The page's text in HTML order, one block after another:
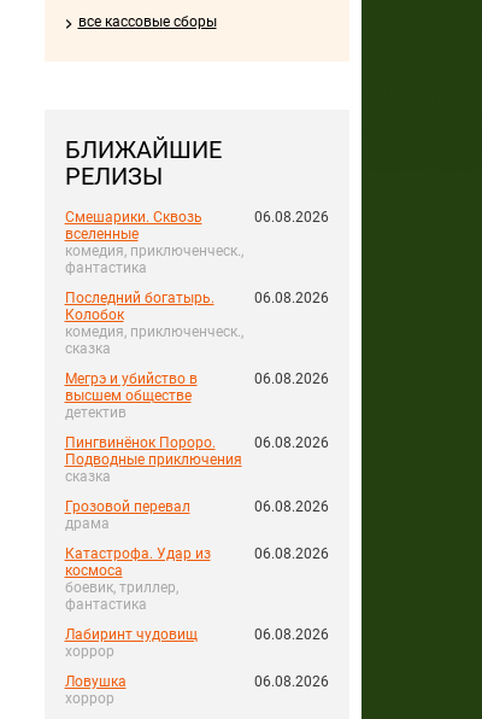
все кассовые сборы
БЛИЖАЙШИЕ
РЕЛИЗЫ
Смешарики. Сквозь
вселенные
комедия, приключенческ.,
фантастика
06.08.2026
Последний богатырь.
Колобок
комедия, приключенческ.,
сказка
06.08.2026
Мегрэ и убийство в
высшем обществе
детектив
06.08.2026
Пингвинёнок Пороро.
Подводные приключения
сказка
06.08.2026
Грозовой перевал
драма
06.08.2026
Катастрофа. Удар из
космоса
боевик, триллер,
фантастика
06.08.2026
Лабиринт чудовищ
хоррор
06.08.2026
Ловушка
хоррор
06.08.2026